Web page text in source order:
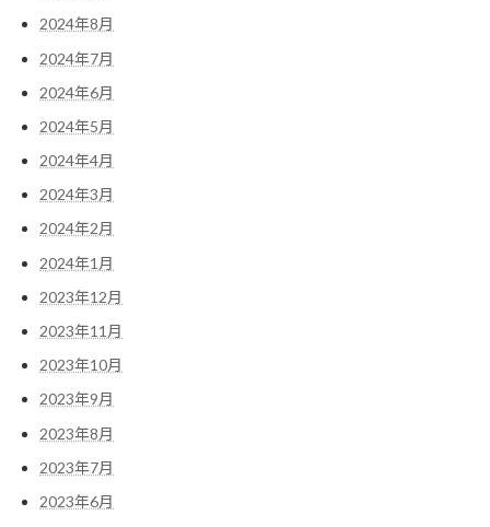
2024年8月
2024年7月
2024年6月
2024年5月
2024年4月
2024年3月
2024年2月
2024年1月
2023年12月
2023年11月
2023年10月
2023年9月
2023年8月
2023年7月
2023年6月